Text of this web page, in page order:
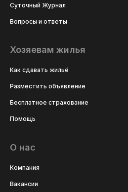
Суточный Журнал
Вопросы и ответы
Хозяевам жилья
Как сдавать жильё
Разместить объявление
Бесплатное страхование
Помощь
О нас
Компания
Вакансии